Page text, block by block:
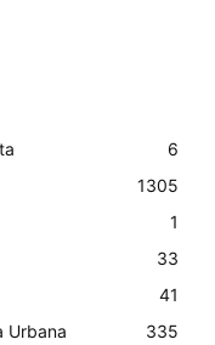
6
1305
1
33
41
Urbana
335